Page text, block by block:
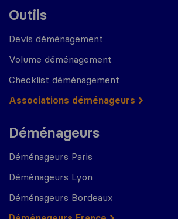
Outils
Devis déménagement
Volume déménagement
Checklist déménagement
Associations déménageurs
Déménageurs
Déménageurs Paris
Déménageurs Lyon
Déménageurs Bordeaux